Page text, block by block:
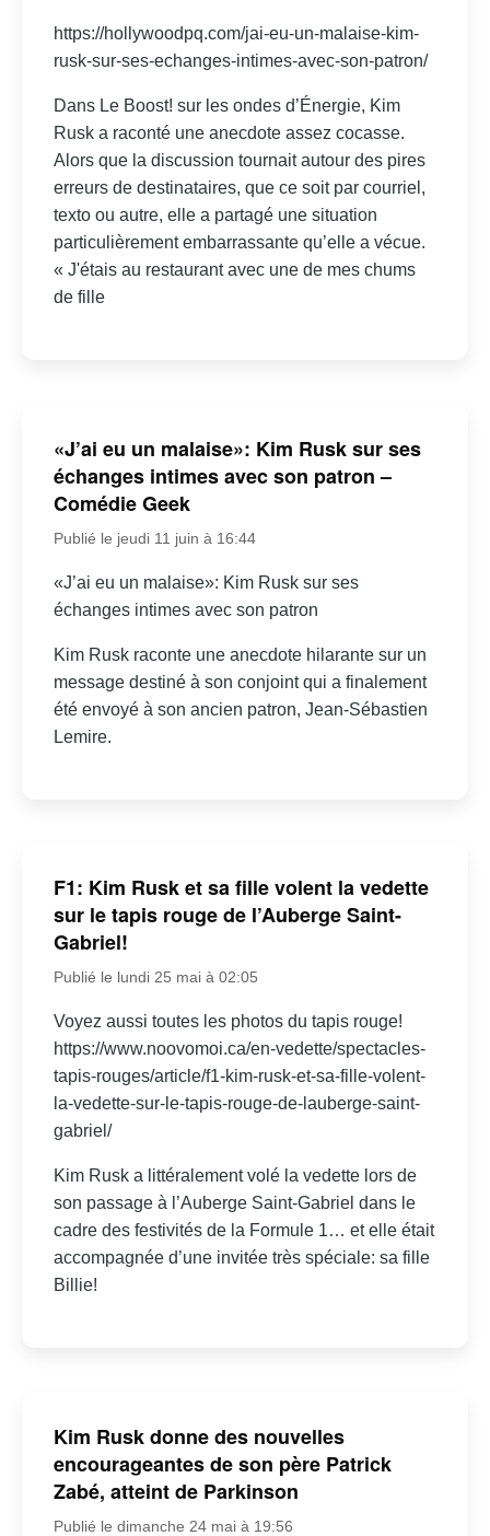
https://hollywoodpq.com/jai-eu-un-malaise-kim-
rusk-sur-ses-echanges-intimes-avec-son-patron/
Dans Le Boost! sur les ondes d’Énergie, Kim
Rusk a raconté une anecdote assez cocasse.
Alors que la discussion tournait autour des pires
erreurs de destinataires, que ce soit par courriel,
texto ou autre, elle a partagé une situation
particulièrement embarrassante qu’elle a vécue.
« J'étais au restaurant avec une de mes chums
de fille
«J’ai eu un malaise»: Kim Rusk sur ses
échanges intimes avec son patron –
Comédie Geek
Publié le jeudi 11 juin à 16:44
«J’ai eu un malaise»: Kim Rusk sur ses
échanges intimes avec son patron
Kim Rusk raconte une anecdote hilarante sur un
message destiné à son conjoint qui a finalement
été envoyé à son ancien patron, Jean-Sébastien
Lemire.
F1: Kim Rusk et sa fille volent la vedette
sur le tapis rouge de l’Auberge Saint-
Gabriel!
Publié le lundi 25 mai à 02:05
Voyez aussi toutes les photos du tapis rouge!
https://www.noovomoi.ca/en-vedette/spectacles-
tapis-rouges/article/f1-kim-rusk-et-sa-fille-volent-
la-vedette-sur-le-tapis-rouge-de-lauberge-saint-
gabriel/
Kim Rusk a littéralement volé la vedette lors de
son passage à l’Auberge Saint-Gabriel dans le
cadre des festivités de la Formule 1… et elle était
accompagnée d’une invitée très spéciale: sa fille
Billie!
Kim Rusk donne des nouvelles
encourageantes de son père Patrick
Zabé, atteint de Parkinson
Publié le dimanche 24 mai à 19:56